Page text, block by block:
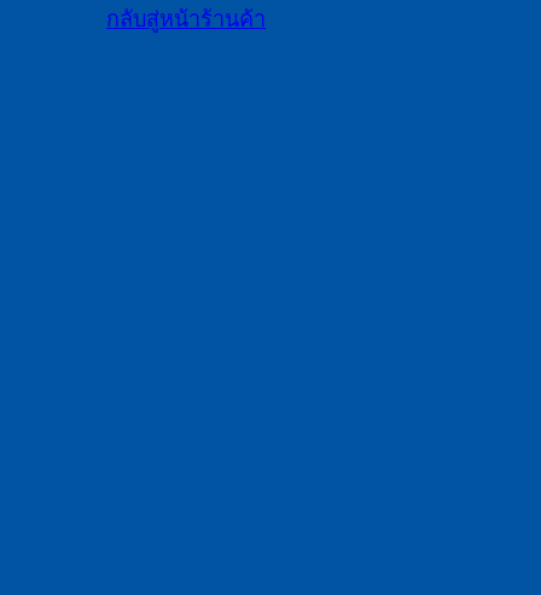
กลับสู่หน้าร้านค้า